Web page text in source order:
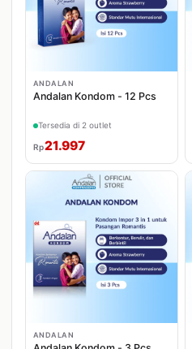
ANDALAN
Andalan Kondom - 12 Pcs
Tersedia di 2 outlet
Rp21.997
ANDALAN